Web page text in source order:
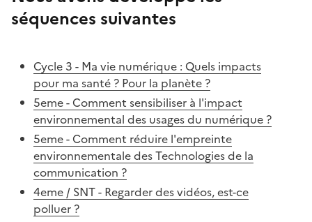
séquences suivantes
Cycle 3 - Ma vie numérique : Quels impacts
pour ma santé ? Pour la planète ?
5eme - Comment sensibiliser à l'impact
environnemental des usages du numérique ?
5eme - Comment réduire l'empreinte
environnementale des Technologies de la
communication ?
4eme / SNT - Regarder des vidéos, est-ce
polluer ?